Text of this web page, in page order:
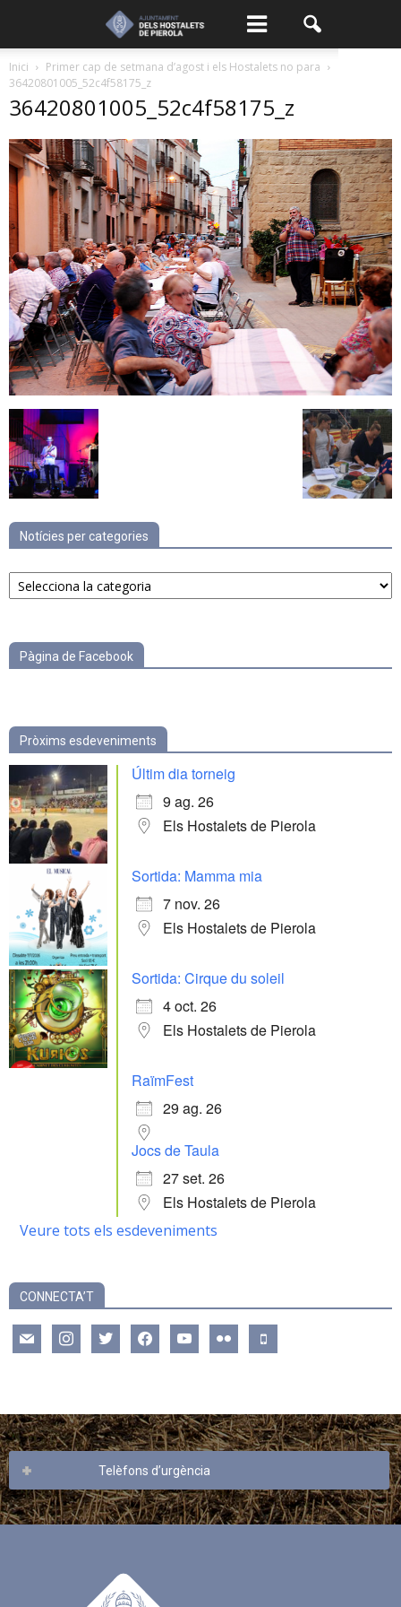
Inici
Primer cap de setmana d’agost i els Hostalets no para
36420801005_52c4f58175_z
36420801005_52c4f58175_z
Notícies per categories
Notícies
per
Pàgina de Facebook
Pròxims esdeveniments
Últim dia torneig
9 ag. 26
Els Hostalets de Pierola
Sortida: Mamma mia
7 nov. 26
Els Hostalets de Pierola
Sortida: Cirque du soleil
4 oct. 26
Els Hostalets de Pierola
RaïmFest
29 ag. 26
Jocs de Taula
27 set. 26
Els Hostalets de Pierola
Veure tots els esdeveniments
CONNECTA’T
mail instagramtwitter facebookyoutube flickr mobile
Telèfons d’urgència